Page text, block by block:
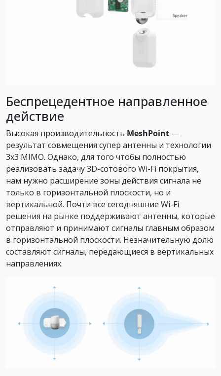
Беспрецедентное направленное
действие
Высокая производительность MeshPoint —
результат совмещения супер антенны и технологии
3х3 MIMO. Однако, для того чтобы полностью
реализовать задачу 3D-сотового Wi-Fi покрытия,
нам нужно расширение зоны действия сигнала не
только в горизонтальной плоскости, но и
вертикальной. Почти все сегодняшние Wi-Fi
решения на рынке поддерживают антенны, которые
отправляют и принимают сигналы главным образом
в горизонтальной плоскости. Незначительную долю
составляют сигналы, передающиеся в вертикальных
направлениях.